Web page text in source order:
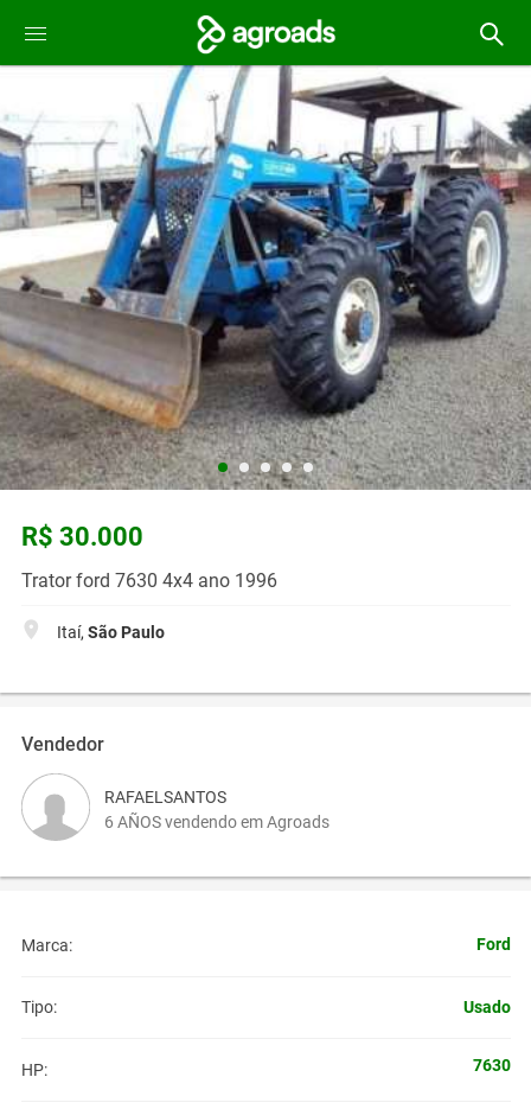
R$ 30.000
Trator ford 7630 4x4 ano 1996
Itaí, São Paulo
Vendedor
RAFAELSANTOS
6 AÑOS vendendo em Agroads
Marca: Ford
Tipo: Usado
HP: 7630